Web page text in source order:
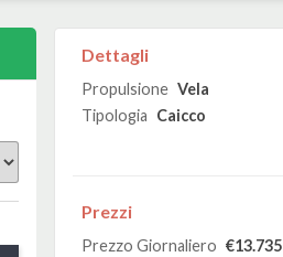
Dettagli
Propulsione Vela
Tipologia Caicco
Prezzi
Prezzo Giornaliero €13.735